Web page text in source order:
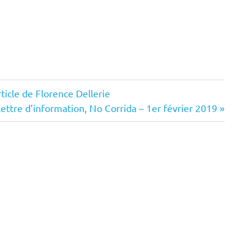
de Florence Dellerie
d’information, No Corrida – 1er février 2019